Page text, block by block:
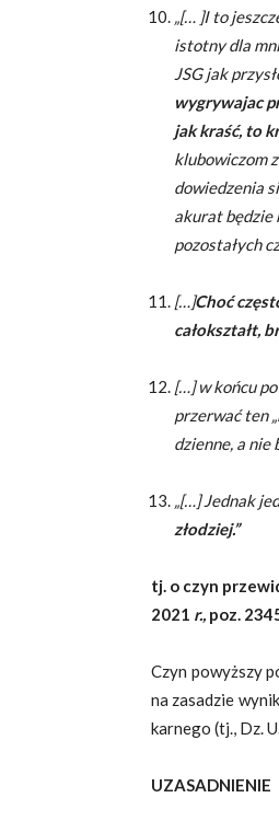
„[… ]I to
istotny dla
JSG jak
wygrywajac
jak kraść, to
klubowiczom
dowiedzenia
akurat będzie
pozostałych
[…]Choć
całokształt,
[…] w końcu
przerwać ten
dzienne, a
„[…] Jednak
złodziej.”
tj. o czyn
2021 r., poz.
Czyn powyższy
na zasadzie
karnego (tj., Dz.
UZASADNIENIE